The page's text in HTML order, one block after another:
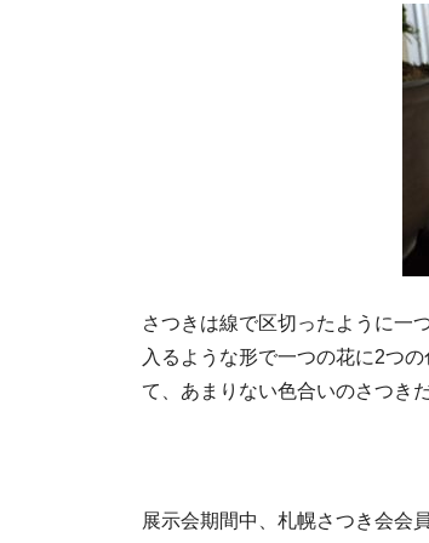
さつきは線で区切ったように一
入るような形で一つの花に2つ
て、あまりない色合いのさつき
展示会期間中、札幌さつき会会